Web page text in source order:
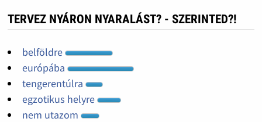
TERVEZ NYÁRON NYARALÁST? - SZERINTED?!
belföldre
európába
tengerentúlra
egzotikus helyre
nem utazom